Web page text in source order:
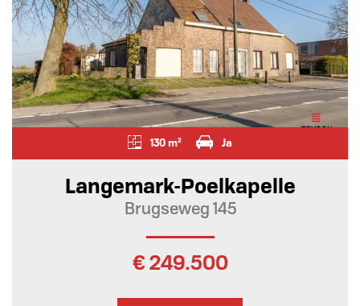
130 m² Ja
Langemark-Poelkapelle
Brugseweg 145
€ 249.500